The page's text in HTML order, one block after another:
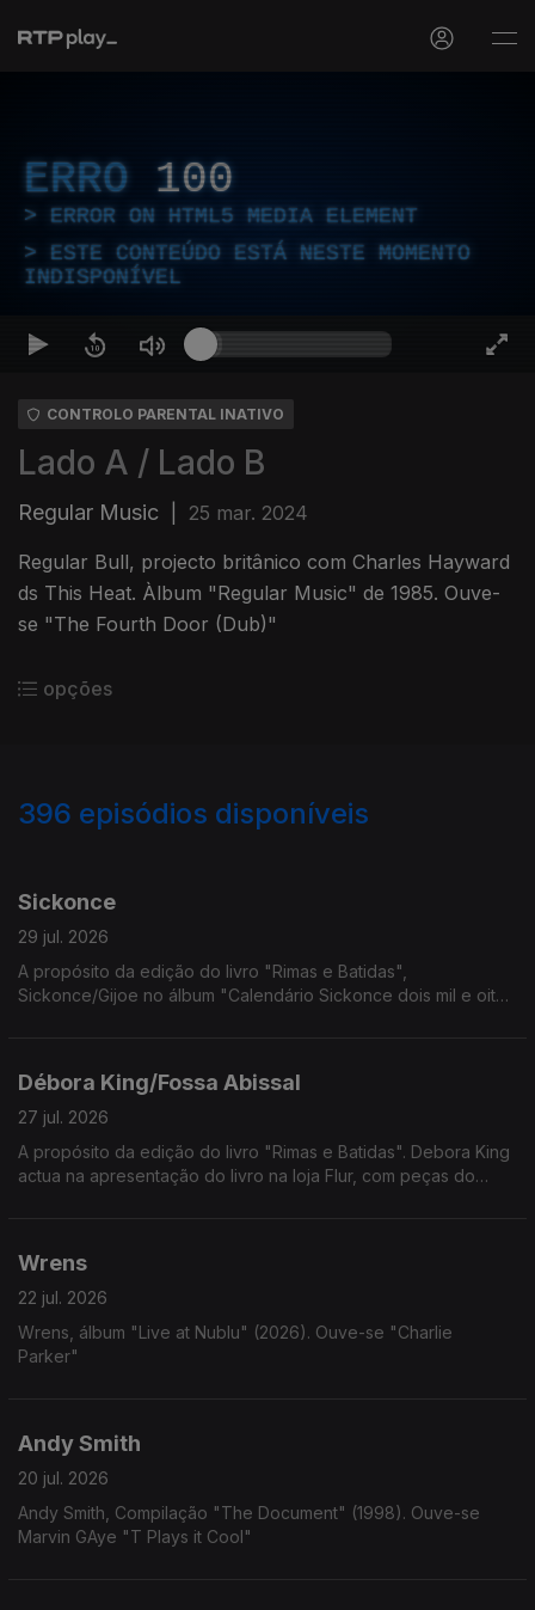
ERRO 100
ERROR ON HTML5 MEDIA ELEMENT
ESTE CONTEÚDO ESTÁ NESTE MOMENTO
INDISPONÍVEL
CONTROLO PARENTAL INATIVO
Lado A / Lado B
Regular Music 25 mar. 2024
Regular Bull, projecto britânico com Charles Hayward
ds This Heat. Àlbum "Regular Music" de 1985. Ouve-
se "The Fourth Door (Dub)"
opções
396 episódios disponíveis
Sickonce
29 jul. 2026
A propósito da edição do livro "Rimas e Batidas",
Sickonce/Gijoe no álbum "Calendário Sickonce dois mil e oito".
Débora King/Fossa Abissal
27 jul. 2026
A propósito da edição do livro "Rimas e Batidas". Debora King
actua na apresentação do livro na loja Flur, com peças do
Wrens
22 jul. 2026
Wrens, álbum "Live at Nublu" (2026). Ouve-se "Charlie
Parker"
Andy Smith
20 jul. 2026
Andy Smith, Compilação "The Document" (1998). Ouve-se
Marvin GAye "T Plays it Cool"